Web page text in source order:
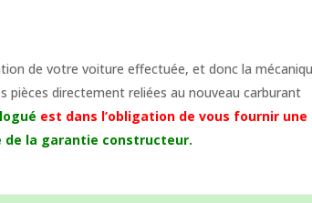
de votre voiture effectuée, et donc la
pièces directement reliées au nouveau carburant
est dans l’obligation de vous fournir une
la garantie constructeur.